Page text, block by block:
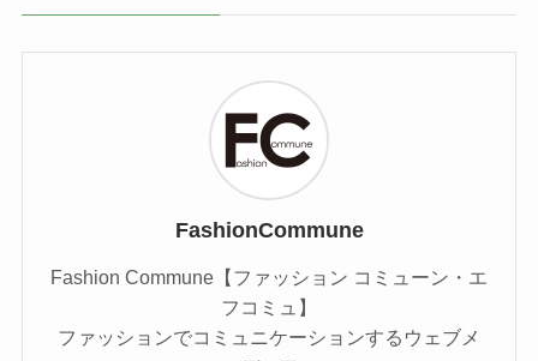
FashionCommune
Fashion Commune【ファッション コミューン・エ
フコミュ】
ファッションでコミュニケーションするウェブメ